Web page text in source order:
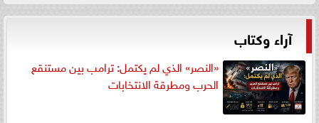
آراء وكتاب
«النصر» الذي لم يكتمل: ترامب بين مستنقع
الحرب ومطرقة الانتخابات